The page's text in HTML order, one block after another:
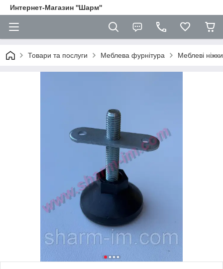
Интернет-Магазин ''Шарм''
Товари та послуги Меблева фурнітура Меблеві ніжки